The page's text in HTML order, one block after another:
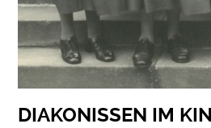
DIAKONISSEN IM